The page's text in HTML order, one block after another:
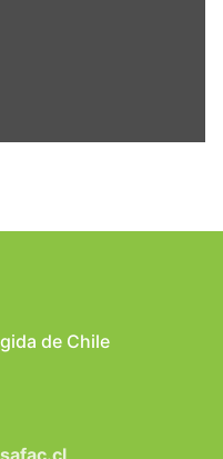
de Chile